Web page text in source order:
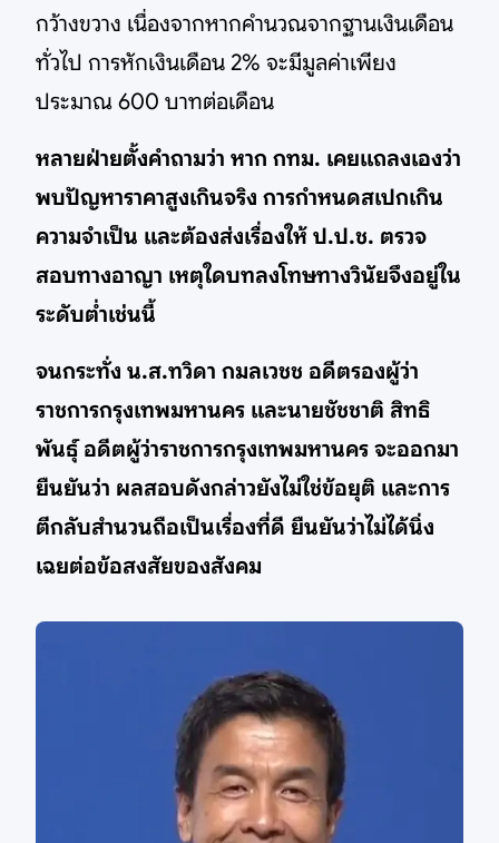
กว้างขวาง เนื่องจากหากคำนวณจากฐานเงินเดือน
ทั่วไป การหักเงินเดือน 2% จะมีมูลค่าเพียง
ประมาณ 600 บาทต่อเดือน
หลายฝ่ายตั้งคำถามว่า หาก กทม. เคยแถลงเองว่า
พบปัญหาราคาสูงเกินจริง การกำหนดสเปกเกิน
ความจำเป็น และต้องส่งเรื่องให้ ป.ป.ช. ตรวจ
สอบทางอาญา เหตุใดบทลงโทษทางวินัยจึงอยู่ใน
ระดับต่ำเช่นนี้
จนกระทั่ง น.ส.ทวิดา กมลเวชช อดีตรองผู้ว่า
ราชการกรุงเทพมหานคร และนายชัชชาติ สิทธิ
พันธุ์ อดีตผู้ว่าราชการกรุงเทพมหานคร จะออกมา
ยืนยันว่า ผลสอบดังกล่าวยังไม่ใช่ข้อยุติ และการ
ตีกลับสำนวนถือเป็นเรื่องที่ดี ยืนยันว่าไม่ได้นิ่ง
เฉยต่อข้อสงสัยของสังคม